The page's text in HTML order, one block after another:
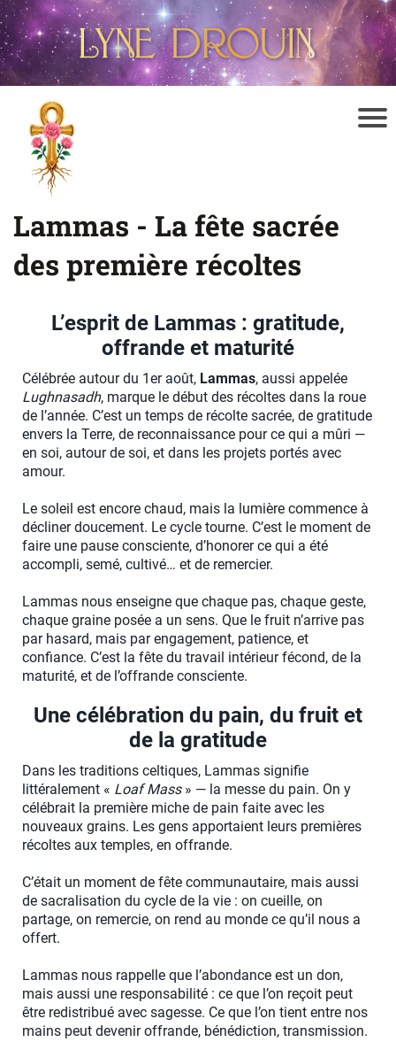
Lammas - La fête sacrée
des première récoltes
L’esprit de Lammas : gratitude,
offrande et maturité
Célébrée autour du 1er août, Lammas, aussi appelée
Lughnasadh, marque le début des récoltes dans la roue
de l’année. C’est un temps de récolte sacrée, de gratitude
envers la Terre, de reconnaissance pour ce qui a mûri —
en soi, autour de soi, et dans les projets portés avec
amour.
Le soleil est encore chaud, mais la lumière commence à
décliner doucement. Le cycle tourne. C’est le moment de
faire une pause consciente, d’honorer ce qui a été
accompli, semé, cultivé… et de remercier.
Lammas nous enseigne que chaque pas, chaque geste,
chaque graine posée a un sens. Que le fruit n’arrive pas
par hasard, mais par engagement, patience, et
confiance. C’est la fête du travail intérieur fécond, de la
maturité, et de l’offrande consciente.
Une célébration du pain, du fruit et
de la gratitude
Dans les traditions celtiques, Lammas signifie
littéralement « Loaf Mass» — la messe du pain. On y
célébrait la première miche de pain faite avec les
nouveaux grains. Les gens apportaient leurs premières
récoltes aux temples, en offrande.
C’était un moment de fête communautaire, mais aussi
de sacralisation du cycle de la vie : on cueille, on
partage, on remercie, on rend au monde ce qu’il nous a
offert.
Lammas nous rappelle que l’abondance est un don,
mais aussi une responsabilité : ce que l’on reçoit peut
être redistribué avec sagesse. Ce que l’on tient entre nos
mains peut devenir offrande, bénédiction, transmission.